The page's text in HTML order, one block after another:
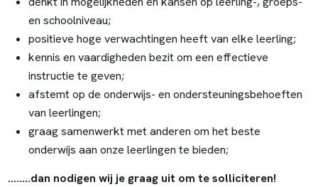
en schoolniveau;
positieve hoge verwachtingen heeft van elke leerling;
kennis en vaardigheden bezit om een effectieve
instructie te geven;
afstemt op de onderwijs- en ondersteuningsbehoeften
van leerlingen;
graag samenwerkt met anderen om het beste
onderwijs aan onze leerlingen te bieden;
….....dan nodigen wij je graag uit om te solliciteren!